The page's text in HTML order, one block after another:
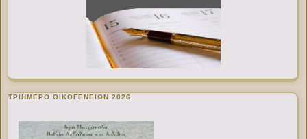
ΤΡΙΗΜΕΡΟ ΟΙΚΟΓΕΝΕΙΩΝ 2026